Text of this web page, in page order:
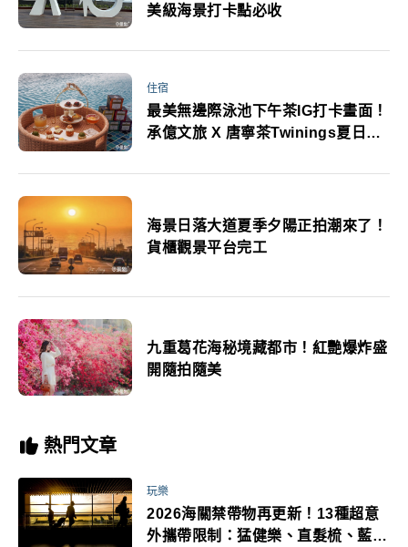
美級海景打卡點必收
住宿
最美無邊際泳池下午茶IG打卡畫面！
承億文旅 X 唐寧茶Twinings夏日住
海景日落大道夏季夕陽正拍潮來了！
貨櫃觀景平台完工
九重葛花海秘境藏都市！紅艷爆炸盛
開隨拍隨美
熱門文章
玩樂
2026海關禁帶物再更新！13種超意
外攜帶限制：猛健樂、直髮梳、藍牙